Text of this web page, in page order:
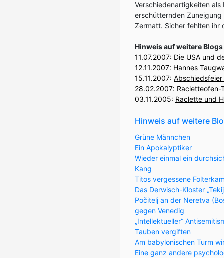
Verschiedenartigkeiten
erschütternden
Zermatt. Sicher fehlten ihr
Hinweis auf weitere
11.07.2007: Die USA und
12.11.2007: Hannes
15.11.2007:
28.02.2007: Racletteofen-
03.11.2005: Raclette und
Hinweis auf weitere
Grüne Männchen
Ein Apokalyptiker
Wieder einmal ein
Kang
Titos vergessene
Das Derwisch-Kloster
Počitelj an der Neretva
gegen Venedig
„Intellektueller“
Tauben vergiften
Am babylonischen Turm
Eine ganz andere